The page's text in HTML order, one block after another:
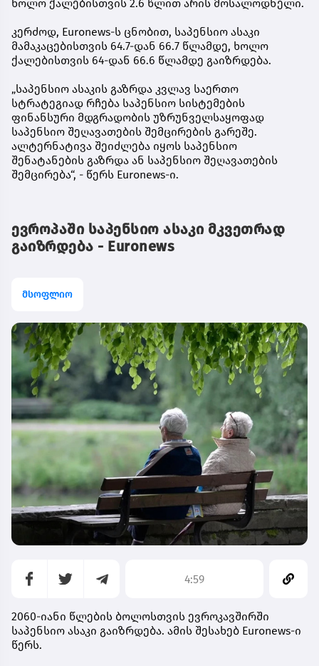
ხოლო ქალებისთვის 2.6 წლით არის მოსალოდნელი.
კერძოდ, Euronews-ს ცნობით, საპენსიო ასაკი
მამაკაცებისთვის 64.7-დან 66.7 წლამდე, ხოლო
ქალებისთვის 64-დან 66.6 წლამდე გაიზრდება.
„საპენსიო ასაკის გაზრდა კვლავ საერთო
სტრატეგიად რჩება საპენსიო სისტემების
ფინანსური მდგრადობის უზრუნველსაყოფად
საპენსიო შეღავათების შემცირების გარეშე.
ალტერნატივა შეიძლება იყოს საპენსიო
შენატანების გაზრდა ან საპენსიო შეღავათების
შემცირება“, - წერს Euronews-ი.
ევროპაში საპენსიო ასაკი მკვეთრად
გაიზრდება - Euronews
მსოფლიო
4:59
2060-იანი წლების ბოლოსთვის ევროკავშირში
საპენსიო ასაკი გაიზრდება. ამის შესახებ Euronews-ი
წერს.